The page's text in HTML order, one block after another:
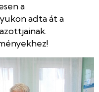
a
adta át a